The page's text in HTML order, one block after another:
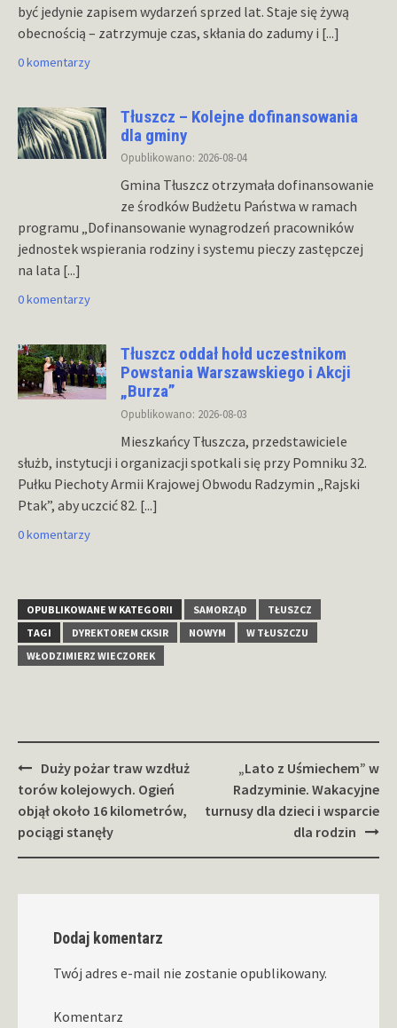
być jedynie zapisem wydarzeń sprzed lat. Staje się żywą
obecnością – zatrzymuje czas, skłania do zadumy i [...]
0 komentarzy
Tłuszcz – Kolejne dofinansowania
dla gminy
Opublikowano: 2026-08-04
Gmina Tłuszcz otrzymała dofinansowanie
ze środków Budżetu Państwa w ramach
programu „Dofinansowanie wynagrodzeń pracowników
jednostek wspierania rodziny i systemu pieczy zastępczej
na lata [...]
0 komentarzy
Tłuszcz oddał hołd uczestnikom
Powstania Warszawskiego i Akcji
„Burza”
Opublikowano: 2026-08-03
Mieszkańcy Tłuszcza, przedstawiciele
służb, instytucji i organizacji spotkali się przy Pomniku 32.
Pułku Piechoty Armii Krajowej Obwodu Radzymin „Rajski
Ptak”, aby uczcić 82. [...]
0 komentarzy
OPUBLIKOWANE W KATEGORII SAMORZĄD
TŁUSZCZ
TAGI
DYREKTOREM CKSIR NOWYM
W TŁUSZCZU
WŁODZIMIERZ WIECZOREK
Zobacz
wpisy
Duży pożar traw wzdłuż
torów kolejowych. Ogień
objął około 16 kilometrów,
pociągi stanęły
„Lato z Uśmiechem” w
Radzyminie. Wakacyjne
turnusy dla dzieci i wsparcie
dla rodzin
Dodaj komentarz
Twój adres e-mail nie zostanie opublikowany.
Komentarz